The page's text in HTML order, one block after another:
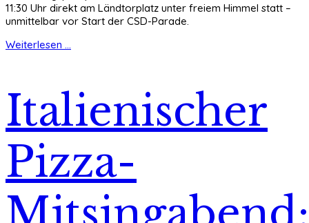
11:30 Uhr direkt am Ländtorplatz unter freiem Himmel statt –
unmittelbar vor Start der CSD-Parade.
Weiterlesen ...
Italienischer
Pizza-